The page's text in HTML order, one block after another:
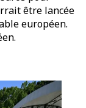
être lancée
européen.